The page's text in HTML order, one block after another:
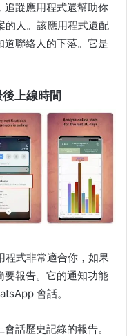
追蹤應用程式還幫助你
的人。該應用程式還配
聯絡人的下落。它是
上線時間
程式非常適合你，如果
要報告。它的通知功能
會話。
話歷史記錄的報告。